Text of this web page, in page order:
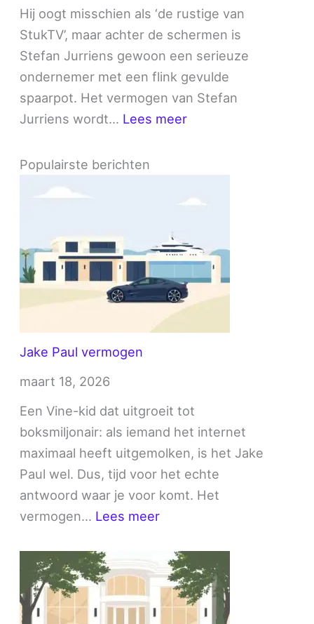
Hij oogt misschien als ‘de rustige van
StukTV’, maar achter de schermen is
Stefan Jurriens gewoon een serieuze
ondernemer met een flink gevulde
spaarpot. Het vermogen van Stefan
Jurriens wordt… Lees meer:
Populairste berichten
Jake Paul vermogen
maart 18, 2026
Een Vine-kid dat uitgroeit tot
boksmiljonair: als iemand het internet
maximaal heeft uitgemolken, is het Jake
Paul wel. Dus, tijd voor het echte
antwoord waar je voor komt. Het
vermogen… Lees meer:
Paul
vermogen